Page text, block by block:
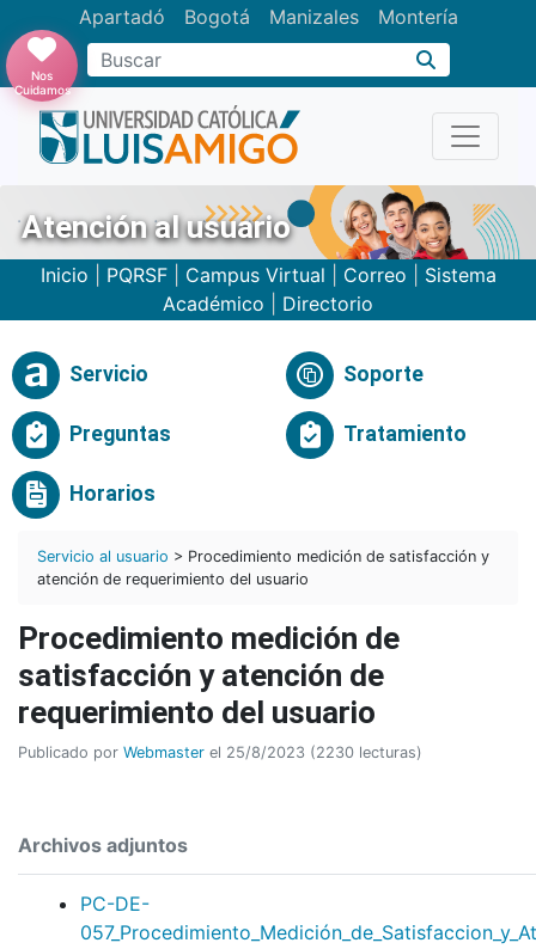
Apartadó Bogotá Manizales Montería
Buscar
Nos
Cuidamos
Atención al usuario
Inicio PQRSF| Campus Virtual Correo
Sistema
Académico
Directorio
Servicio Soporte
Preguntas Tratamiento
Horarios
Servicio al usuario > Procedimiento medición de satisfacción y
atención de requerimiento del usuario
Procedimiento medición de
satisfacción y atención de
requerimiento del usuario
Publicado por Webmaster el 25/8/2023 (2230 lecturas)
Archivos adjuntos
PC-DE-